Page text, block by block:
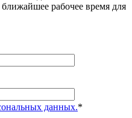
рабочее время для
данных.*